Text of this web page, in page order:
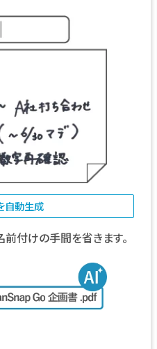
自動生成
付けの手間を省きます。